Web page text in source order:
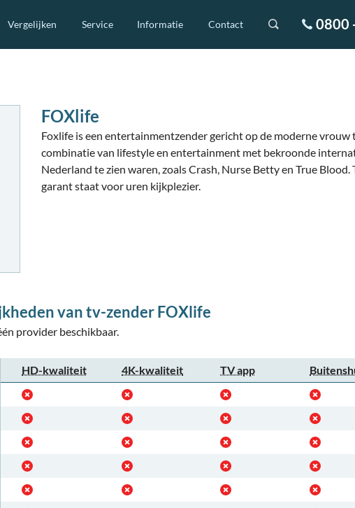
Vergelijken Service Informatie Contact 0800
FOXlife
Foxlife is een entertainmentzender gericht op de moderne vrouw
combinatie van lifestyle en entertainment met bekroonde
Nederland te zien waren, zoals Crash, Nurse Betty en True
garant staat voor uren kijkplezier.
van tv-zender FOXlife
provider beschikbaar.
HD-kwaliteit 4K-kwaliteit TV app